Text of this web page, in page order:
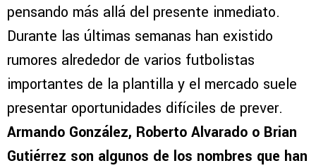
pensando más allá del presente inmediato.
Durante las últimas semanas han existido
rumores alrededor de varios futbolistas
importantes de la plantilla y el mercado suele
presentar oportunidades difíciles de prever.
Armando González, Roberto Alvarado o Brian
Gutiérrez son algunos de los nombres que han